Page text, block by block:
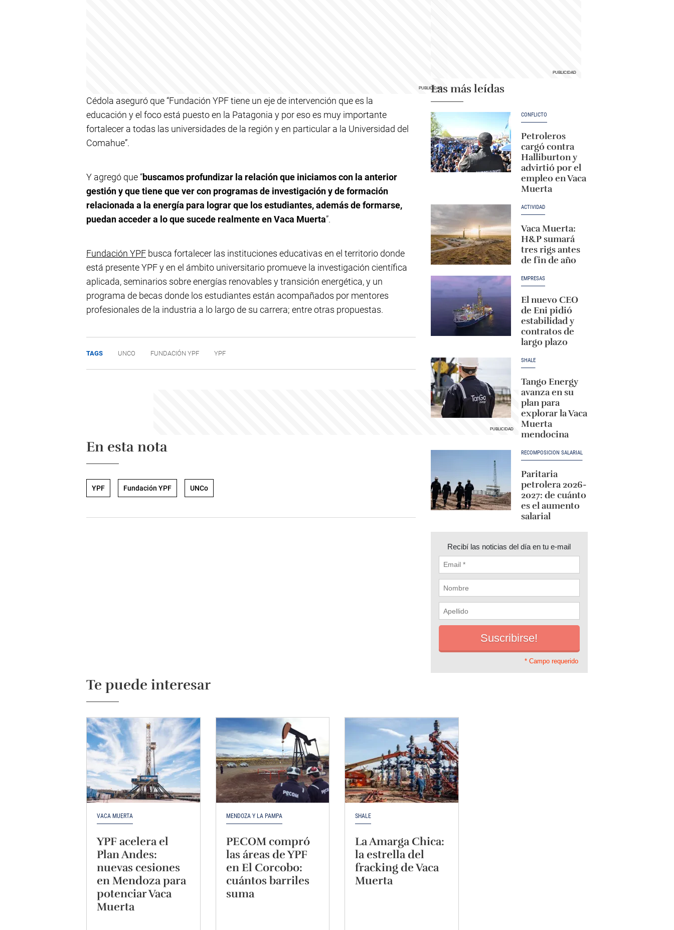
Cédola aseguró que “Fundación YPF tiene un eje de intervención que es la
educación y el foco está puesto en la Patagonia y por eso es muy importante
fortalecer a todas las universidades de la región y en particular a la Universidad del
Comahue”.
Y agregó que “buscamos profundizar la relación que iniciamos con la anterior
gestión y que tiene que ver con programas de investigación y de formación
relacionada a la energía para lograr que los estudiantes, además de formarse,
puedan acceder a lo que sucede realmente en Vaca Muerta”.
Fundación YPF busca fortalecer las instituciones educativas en el territorio donde
está presente YPF y en el ámbito universitario promueve la investigación científica
aplicada, seminarios sobre energías renovables y transición energética, y un
programa de becas donde los estudiantes están acompañados por mentores
profesionales de la industria a lo largo de su carrera; entre otras propuestas.
TAGS UNCO FUNDACIÓN YPF YPF
En esta nota
YPF Fundación YPF UNCo
Las más leídas
CONFLICTO
Petroleros
cargó contra
Halliburton y
advirtió por el
empleo en Vaca
Muerta
ACTIVIDAD
Vaca Muerta:
H&P sumará
tres rigs antes
de fin de año
EMPRESAS
El nuevo CEO
de Eni pidió
estabilidad y
contratos de
largo plazo
SHALE
Tango Energy
avanza en su
plan para
explorar la Vaca
Muerta
mendocina
RECOMPOSICIÓN SALARIAL
Paritaria
petrolera 2026-
2027: de cuánto
es el aumento
salarial
Recibí las noticias del día en tu e-mail
* Campo requerido
Te puede interesar
VACA MUERTA
YPF acelera el
Plan Andes:
nuevas cesiones
en Mendoza para
potenciar Vaca
Muerta
MENDOZA Y LA PAMPA
PECOM compró
las áreas de YPF
en El Corcobo:
cuántos barriles
suma
SHALE
La Amarga Chica:
la estrella del
fracking de Vaca
Muerta